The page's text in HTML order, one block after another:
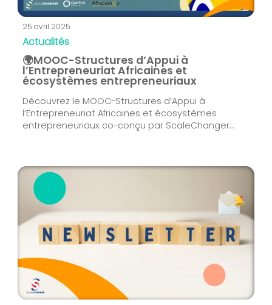
25 avril 2025
Actualités
🌍MOOC-Structures d’Appui à
l’Entrepreneuriat Africaines et
écosystèmes entrepreneuriaux
Découvrez le MOOC-Structures d’Appui à
l’Entrepreneuriat Africaines et écosystèmes
entrepreneuriaux co-conçu par ScaleChanger...